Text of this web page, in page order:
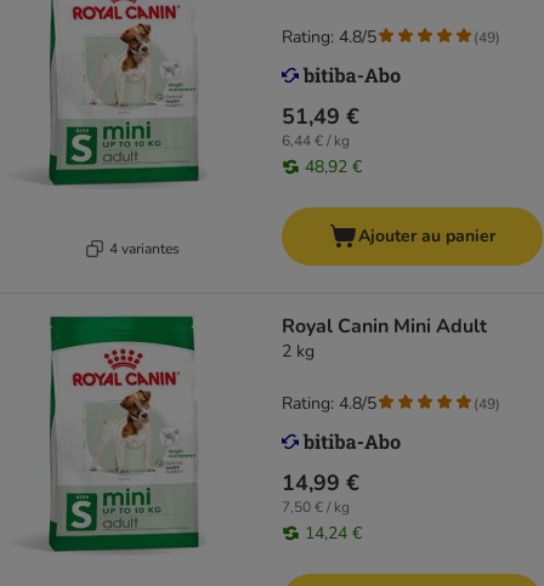
4 variantes
51,49 €
6,44 € / kg
48,92 €
Rating: 4.8/5 (49)
Ajouter au panier
Royal Canin Mini Adult
2 kg
14,99 €
7,50 € / kg
14,24 €
Rating: 4.8/5 (49)